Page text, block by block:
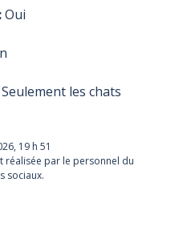
Oui
les chats
19 h 51
réalisée par le personnel du
sociaux.